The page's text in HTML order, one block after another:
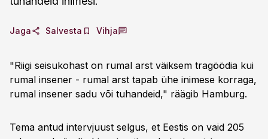
Jaga Salvesta Vihja
"Riigi seisukohast on rumal arst väiksem tragöödia kui
rumal insener - rumal arst tapab ühe inimese korraga,
rumal insener sadu või tuhandeid," räägib Hamburg.
Tema antud intervjuust selgus, et Eestis on vaid 205